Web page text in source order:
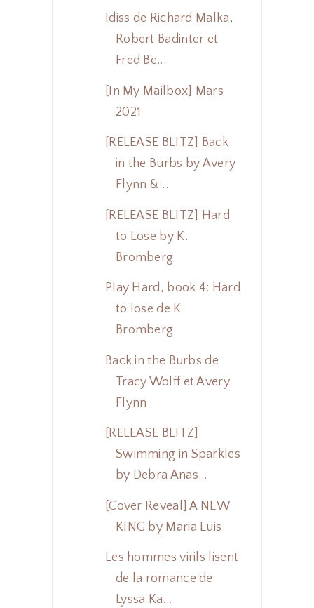
Idiss de Richard Malka,
Robert Badinter et
Fred Be...
[In My Mailbox] Mars
2021
[RELEASE BLITZ] Back
in the Burbs by Avery
Flynn &...
[RELEASE BLITZ] Hard
to Lose by K.
Bromberg
Play Hard, book 4: Hard
to lose de K
Bromberg
Back in the Burbs de
Tracy Wolff et Avery
Flynn
[RELEASE BLITZ]
Swimming in Sparkles
by Debra Anas...
[Cover Reveal] A NEW
KING by Maria Luis
Les hommes virils lisent
de la romance de
Lyssa Ka...